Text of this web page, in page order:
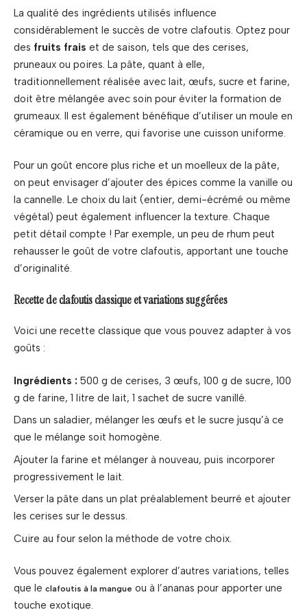
La qualité des ingrédients utilisés influence
considérablement le succès de votre clafoutis. Optez pour
des fruits frais et de saison, tels que des cerises,
pruneaux ou poires. La pâte, quant à elle,
traditionnellement réalisée avec lait, œufs, sucre et farine,
doit être mélangée avec soin pour éviter la formation de
grumeaux. Il est également bénéfique d’utiliser un moule en
céramique ou en verre, qui favorise une cuisson uniforme.
Pour un goût encore plus riche et un moelleux de la pâte,
on peut envisager d’ajouter des épices comme la vanille ou
la cannelle. Le choix du lait (entier, demi-écrémé ou même
végétal) peut également influencer la texture. Chaque
petit détail compte ! Par exemple, un peu de rhum peut
rehausser le goût de votre clafoutis, apportant une touche
d’originalité.
Recette de clafoutis classique et variations suggérées
Voici une recette classique que vous pouvez adapter à vos
goûts :
Ingrédients : 500 g de cerises, 3 œufs, 100 g de sucre, 100
g de farine, 1 litre de lait, 1 sachet de sucre vanillé.
Dans un saladier, mélanger les œufs et le sucre jusqu’à ce
que le mélange soit homogène.
Ajouter la farine et mélanger à nouveau, puis incorporer
progressivement le lait.
Verser la pâte dans un plat préalablement beurré et ajouter
les cerises sur le dessus.
Cuire au four selon la méthode de votre choix.
Vous pouvez également explorer d’autres variations, telles
que le clafoutis à la mangue ou à l’ananas pour apporter une
touche exotique.